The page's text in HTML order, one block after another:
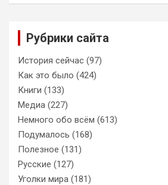
Рубрики сайта
История сейчас (97)
Как это было (424)
Книги (133)
Медиа (227)
Немного обо всём (613)
Подумалось (168)
Полезное (131)
Русские (127)
Уголки мира (181)